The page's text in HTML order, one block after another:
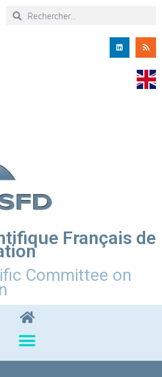
Français de
Committee on